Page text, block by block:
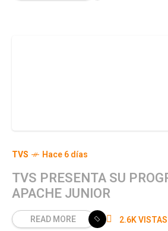
TVS Hace 6 días
TVS PRESENTA SU
APACHE JUNIOR
READ MORE 2.6K VISTAS